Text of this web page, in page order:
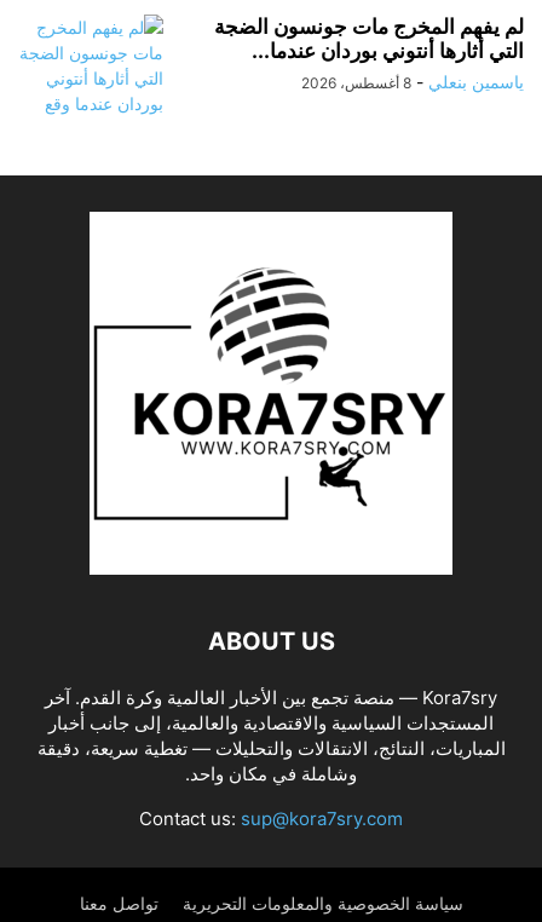
لم يفهم المخرج مات جونسون الضجة
التي أثارها أنتوني بوردان عندما...
ياسمين بنعلي - 8 أغسطس، 2026
ABOUT US
Kora7sry — منصة تجمع بين الأخبار العالمية وكرة القدم. آخر
المستجدات السياسية والاقتصادية والعالمية، إلى جانب أخبار
المباريات، النتائج، الانتقالات والتحليلات — تغطية سريعة، دقيقة
وشاملة في مكان واحد.
Contact us: sup@kora7sry.com
سياسة الخصوصية والمعلومات التحريرية تواصل معنا